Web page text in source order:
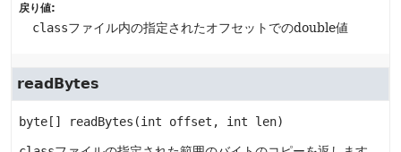
戻り値:
classファイル内の指定されたオフセットでのdouble値
readBytes
byte[] readBytes (int offset, int len)